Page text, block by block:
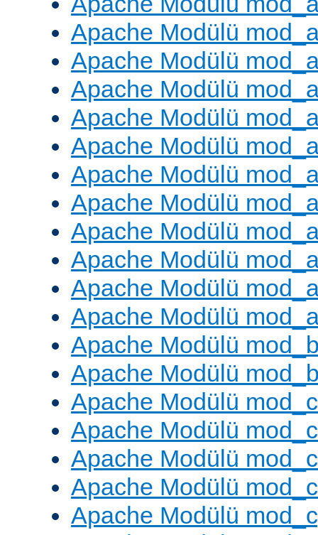
Apache Modülü
Apache Modülü
Apache Modülü
Apache Modülü
Apache Modülü
Apache Modülü
Apache Modülü
Apache Modülü
Apache Modülü
Apache Modülü
Apache Modülü
Apache Modülü
Apache Modülü
Apache Modülü
Apache Modülü
Apache Modülü
Apache Modülü
Apache Modülü